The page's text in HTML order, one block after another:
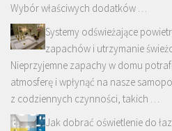
Wybór właściwych dodatków …
Systemy odświeżające
zapachów i utrzymanie
Nieprzyjemne zapachy w domu
atmosferę i wpłynąć na nasze
z codziennych czynności, takich …
Jak dobrać oświetlenie do